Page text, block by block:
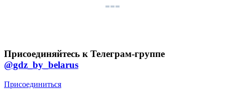
Присоединяйтесь к Телеграм-группе
@gdz_by_belarus
Присоединиться